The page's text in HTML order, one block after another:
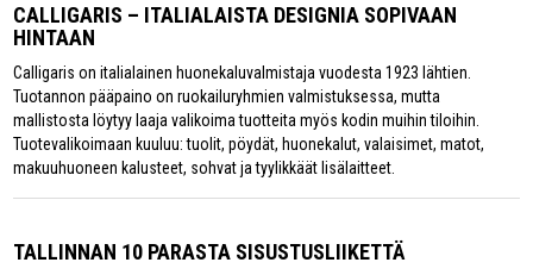
CALLIGARIS – ITALIALAISTA DESIGNIA SOPIVAAN
HINTAAN
Calligaris on italialainen huonekaluvalmistaja vuodesta 1923 lähtien.
Tuotannon pääpaino on ruokailuryhmien valmistuksessa, mutta
mallistosta löytyy laaja valikoima tuotteita myös kodin muihin tiloihin.
Tuotevalikoimaan kuuluu: tuolit, pöydät, huonekalut, valaisimet, matot,
makuuhuoneen kalusteet, sohvat ja tyylikkäät lisälaitteet.
TALLINNAN 10 PARASTA SISUSTUSLIIKETTÄ